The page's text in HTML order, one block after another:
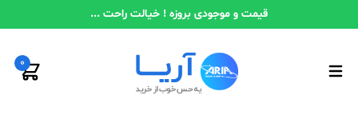
قیمت و موجودی بروزه ! خیالت راحت ...
0